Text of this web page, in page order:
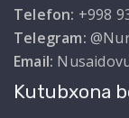
Telefon: +998
Telegram:
Email:
Kutubxona